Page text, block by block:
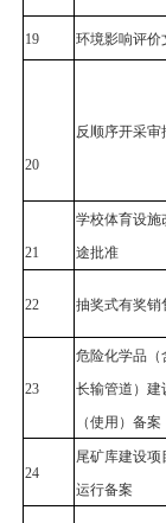
19 环境影响评价
20
反顺序开采审
21
学校体育设施
途批准
22 抽奖式有奖销
23
危险化学品（
长输管道）建
（使用）备案
24
尾矿库建设
运行备案